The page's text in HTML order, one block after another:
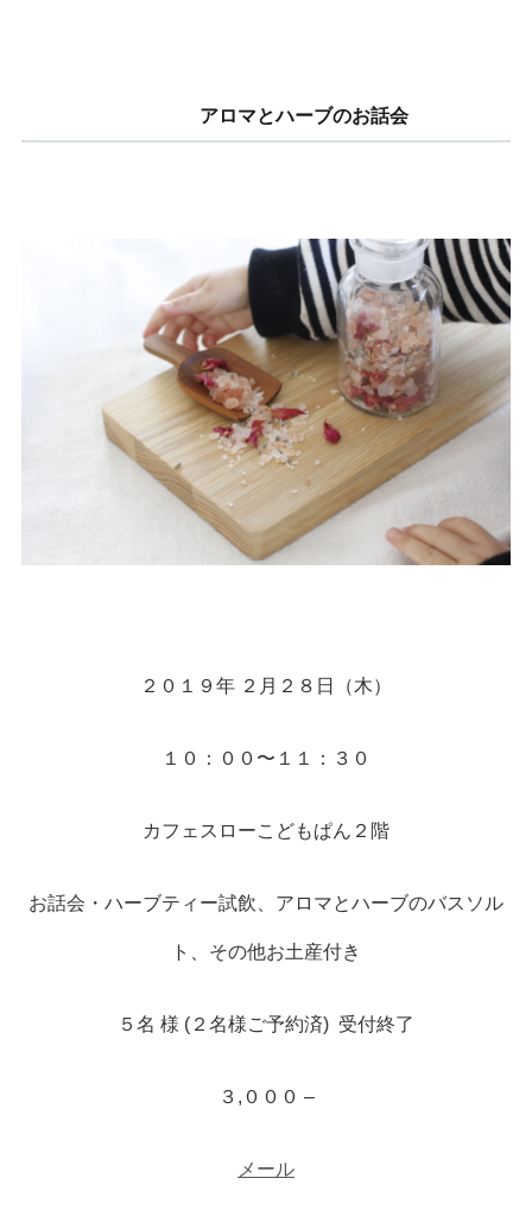
アロマとハーブのお話会
２０１９年 ２月２８日（木）
１０：００〜１１：３０
カフェスローこどもぱん２階
お話会・ハーブティー試飲、アロマとハーブのバスソル
ト、その他お土産付き
５名 様 (２名様ご予約済) 受付終了
３,０００ –
メール